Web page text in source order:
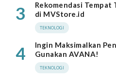
3
Rekomendasi Tempat
di MVStore.id
TEKNOLOGI
4
Ingin Maksimalkan
Gunakan AVANA!
TEKNOLOGI